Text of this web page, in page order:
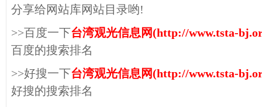
分享给网站库网站目录哟!
>>百度一下台湾观光信息网(http://www.tsta-
百度的搜索排名
>>好搜一下台湾观光信息网(http://www.tsta-
好搜的搜索排名